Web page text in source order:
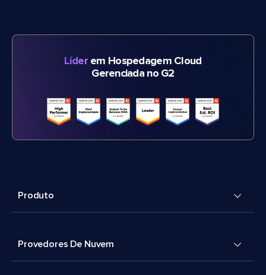
Líderem Hospedagem Cloud
Gerenciada no G2
Produto
Provedores De Nuvem